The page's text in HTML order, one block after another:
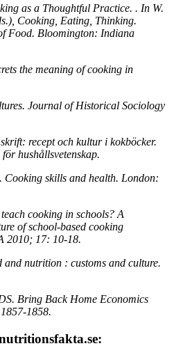
as a Thoughtful Practice. . In W.
Cooking, Eating, Thinking.
Food. Bloomington: Indiana
the meaning of cooking in
Journal of Historical Sociology
recept och kultur i kokböcker.
hushållsvetenskap.
skills and health. London:
cooking in schools? A
of school-based cooking
2010; 17: 10-18.
and nutrition : customs and culture.
Bring Back Home Economics
1858.